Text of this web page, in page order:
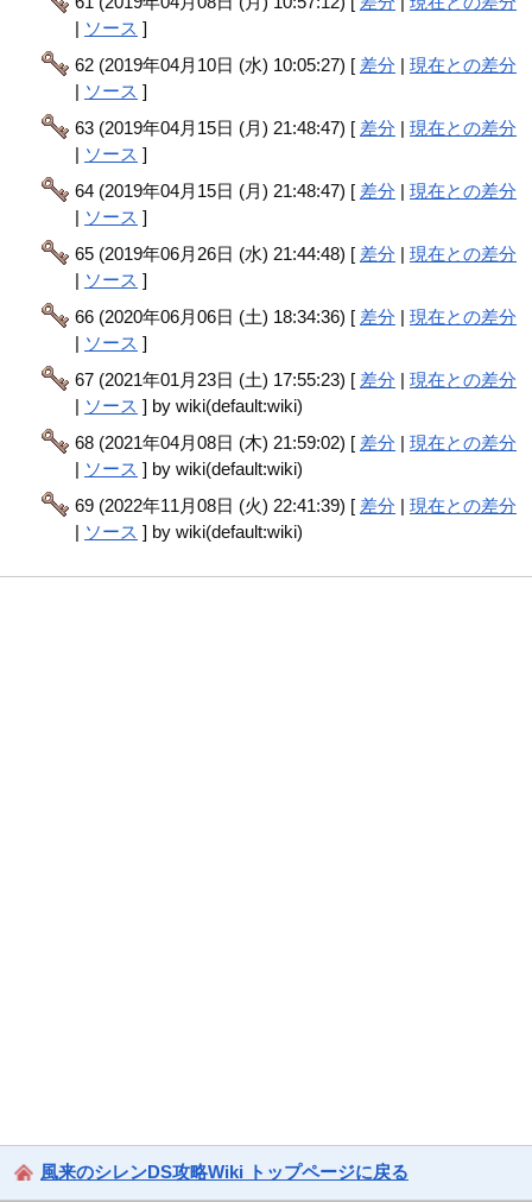
| ソース ]
62 (2019年04月10日 (水) 10:05:27) [ 差分 |現在との差分
| ソース ]
63 (2019年04月15日 (月) 21:48:47) [ 差分 |現在との差分
| ソース ]
64 (2019年04月15日 (月) 21:48:47) [ 差分 |現在との差分
| ソース ]
65 (2019年06月26日 (水) 21:44:48) [ 差分 |現在との差分
| ソース ]
66 (2020年06月06日 (土) 18:34:36) [ 差分 |現在との差分
| ソース ]
67 (2021年01月23日 (土) 17:55:23) [ 差分 |現在との差分
| ソース ] by wiki(default:wiki)
68 (2021年04月08日 (木) 21:59:02) [ 差分 |現在との差分
| ソース ] by wiki(default:wiki)
69 (2022年11月08日 (火) 22:41:39) [ 差分 |現在との差分
| ソース ] by wiki(default:wiki)
風来のシレンDS攻略Wiki トップページに戻る